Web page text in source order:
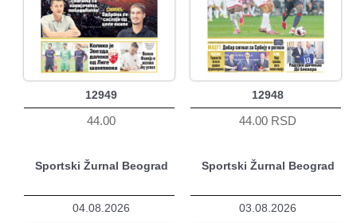
12949
44.00
12948
44.00 RSD
Sportski Žurnal Beograd
04.08.2026
Sportski Žurnal Beograd
03.08.2026